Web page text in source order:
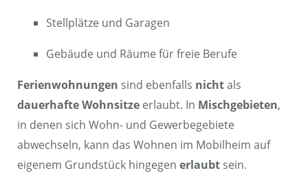
Stellplätze und Garagen
Gebäude und Räume für freie Berufe
Ferienwohnungen sind ebenfalls nichtals
dauerhafte Wohnsitze erlaubt. In Mischgebieten,
in denen sich Wohn- und Gewerbegebiete
abwechseln, kann das Wohnen im Mobilheim auf
eigenem Grundstück hingegen erlaubt sein.